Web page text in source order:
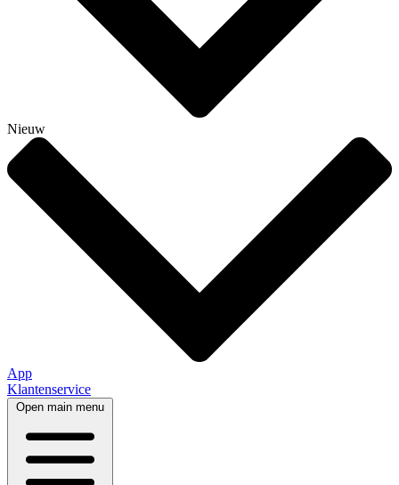
Nieuw
App
Klantenservice
Open main menu